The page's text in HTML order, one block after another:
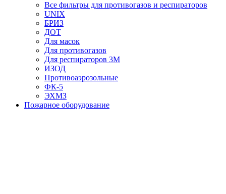
Все фильтры для противогазов и респираторов
UNIX
БРИЗ
ДОТ
Для масок
Для противогазов
Для респираторов 3М
ИЗОД
Противоаэрозольные
ФК-5
ЭХМЗ
Пожарное оборудование